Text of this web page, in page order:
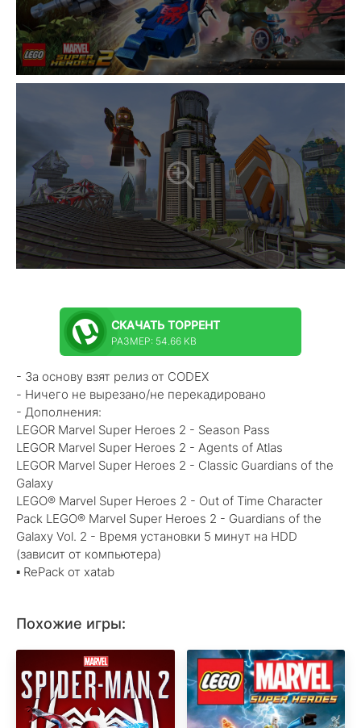
СКАЧАТЬ ТОРРЕНТ
РАЗМЕР: 54.66 KB
- За основу взят релиз от CODEX
- Ничего не вырезано/не перекадировано
- Дополнения:
LEGOR Marvel Super Heroes 2 - Season Pass
LEGOR Marvel Super Heroes 2 - Agents of Atlas
LEGOR Marvel Super Heroes 2 - Classic Guardians of the
Galaxy
LEGO® Marvel Super Heroes 2 - Out of Time Character
Pack LEGO® Marvel Super Heroes 2 - Guardians of the
Galaxy Vol. 2 - Время установки 5 минут на HDD
(зависит от компьютера)
▪ RePack от xatab
Похожие игры: